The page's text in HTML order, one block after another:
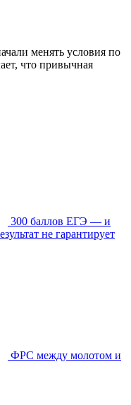
менять условия по
что привычная
300 баллов ЕГЭ — и
не гарантирует
ФРС между молотом и